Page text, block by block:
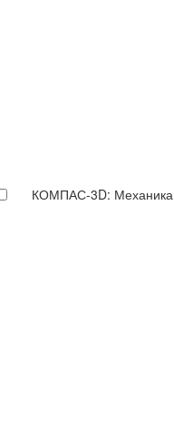
КОМПАС-3D: Механика